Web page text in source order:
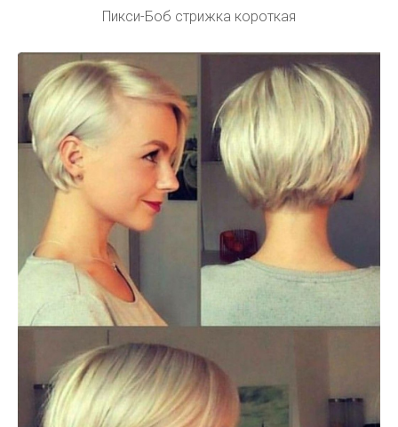
Пикси-Боб стрижка короткая